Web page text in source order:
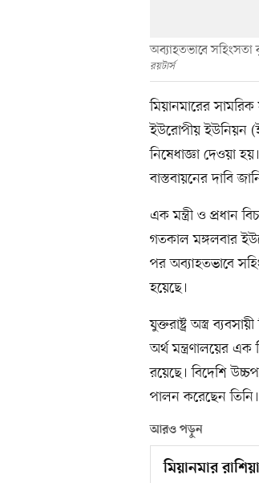
অব্যাহতভাবে সহিংসতা
রয়টার্স
মিয়ানমারের সামরিক
ইউরোপীয় ইউনিয়ন
নিষেধাজ্ঞা দেওয়া
বাস্তবায়নের দাবি
এক মন্ত্রী ও প্রধান
গতকাল মঙ্গলবার
পর অব্যাহতভাবে
হয়েছে।
যুক্তরাষ্ট্র অস্ত্র
অর্থ মন্ত্রণালয়ের এক
রয়েছে। বিদেশি
পালন করেছেন তিনি।
আরও পড়ুন
মিয়ানমার